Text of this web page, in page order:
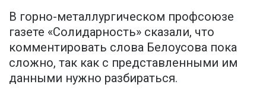
В горно-металлургическом профсоюзе
газете «Солидарность» сказали, что
комментировать слова Белоусова пока
сложно, так как с представленными им
данными нужно разбираться.